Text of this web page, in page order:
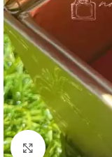
Click to enlarge